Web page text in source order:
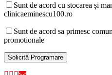
Sunt de acord cu stocarea și
clinicaeminescu100.ro
Sunt de acord sa primesc
promotionale